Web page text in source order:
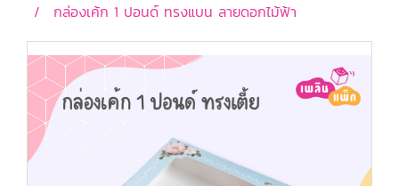
กล่องเค้ก 1 ปอนด์ ทรงแบน ลายดอกไม้ฟ้า